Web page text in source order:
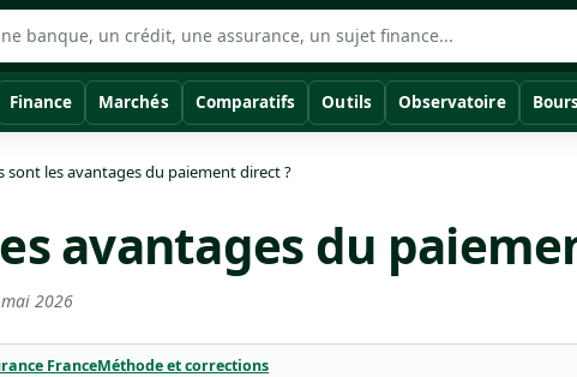
Finance Marchés Comparatifs Outils Observatoire
sont les avantages du paiement direct ?
avantages du
2026
FranceMéthode et corrections